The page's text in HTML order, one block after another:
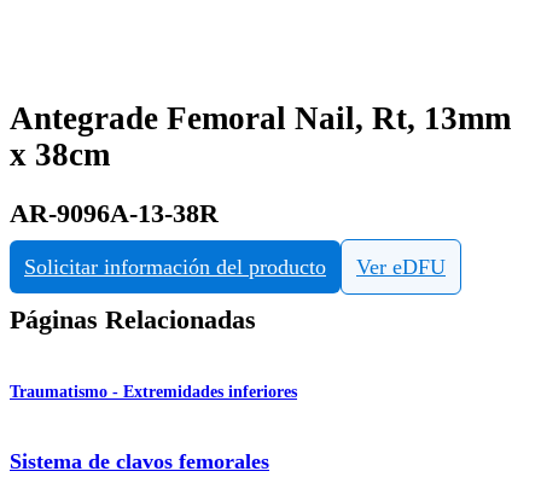
Antegrade Femoral Nail, Rt, 13mm
x 38cm
AR-9096A-13-38R
Solicitar información del producto Ver eDFU
Páginas Relacionadas
Traumatismo - Extremidades inferiores
Sistema de clavos femorales